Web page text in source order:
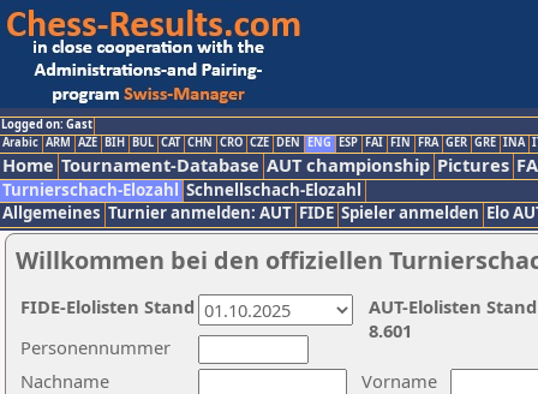
Logged on: Gast
Arabic ARM AZE BIH BUL CAT CHN CRO CZE DEN ENG ESP FAI FIN FRA GER GRE INA
Home Tournament-Database AUT championship Pictures
Turnierschach-Elozahl Schnellschach-Elozahl
Allgemeines Turnier anmelden: AUT FIDE Spieler anmelden Elo
Willkommen bei den offiziellen
Nachname
Vorname
Personennummer
AUT-Elolisten
8.601
FIDE-Elolisten Stand